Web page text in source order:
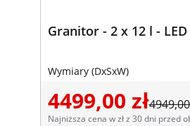
Granitor - 2 x 12 l - LED
Wymiary (DxSxW)
4499,00 zł4949,00
Najniższa cena w zł z 30 dni przed